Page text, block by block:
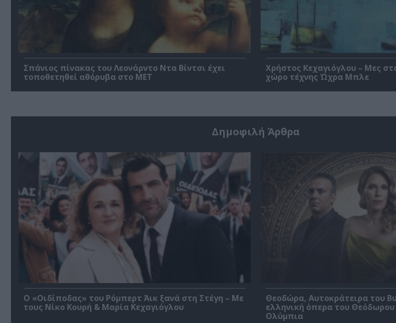
Σπάνιος πίνακας του Λεονάρντο Ντα Βίντσι έχει
τοποθετηθεί αθόρυβα στο MET
Χρήστος Κεχαγιόγλου – Μες
χώρο τέχνης Ώχρα Μπλε
Δημοφιλή Άρθρα
O «Οιδίποδας» του Ρόμπερτ Άικ ξανά στη Στέγη – Με
τους Νίκο Κουρή & Μαρία Κεχαγιόγλου
Θεοδώρα, Αυτοκράτειρα του
ελληνική όπερα του
Ολύμπια